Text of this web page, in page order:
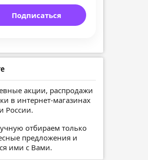
Подписаться
акции, распродажи
в интернет-магазинах
России.
отбираем только
предложения и
ими с Вами.